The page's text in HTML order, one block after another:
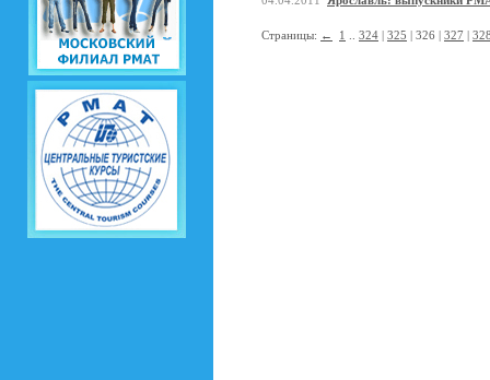
Страницы: ← 1 324 | 325 | 326 | 327 |